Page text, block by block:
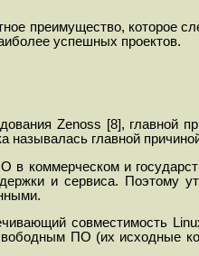
преимущество, которое
успешных проектов.
Zenoss [8], главной
называлась главной
в коммерческом и
и сервиса. Поэтому
совместимость
ПО (их исходные